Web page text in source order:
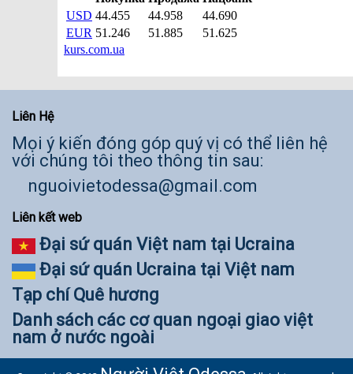
Liên Hệ
Mọi ý kiến đóng góp quý vị có thể liên hệ
với chúng tôi theo thông tin sau:
nguoivietodessa@gmail.com
Liên kết web
Đại sứ quán Việt nam tại Ucraina
Đại sứ quán Ucraina tại Việt nam
Tạp chí Quê hương
Danh sách các cơ quan ngoại giao việt
nam ở nước ngoài